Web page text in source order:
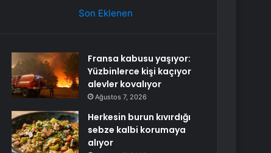
Son Eklenen
Fransa kabusu yaşıyor:
Yüzbinlerce kişi kaçıyor
alevler kovalıyor
Ağustos 7, 2026
Herkesin burun kıvırdığı
sebze kalbi korumaya
alıyor